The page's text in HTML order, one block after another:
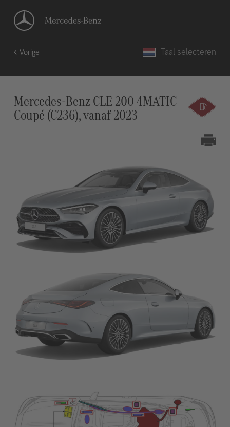
Vorige Taal selecteren
Mercedes-Benz CLE 200 4MATIC
Coupé (C236), vanaf 2023